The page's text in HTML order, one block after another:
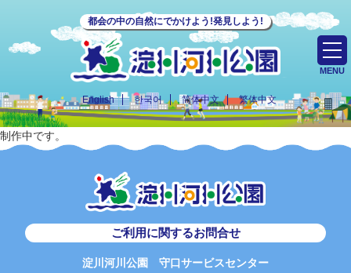
都会の中の自然にでかけよう!発見しよう!
English 한국어 简体中文 繁体中文
MENU
制作中です。
ご利用に関するお問合せ
淀川河川公園 守口サービスセンター